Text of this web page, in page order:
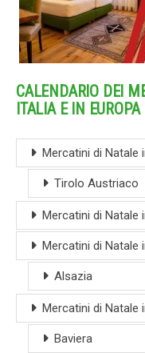
CALENDARIO DEI
ITALIA E IN EUROPA
Mercatini di Natale
Tirolo Austriaco
Mercatini di Natale
Mercatini di Natale
Alsazia
Mercatini di Natale
Baviera